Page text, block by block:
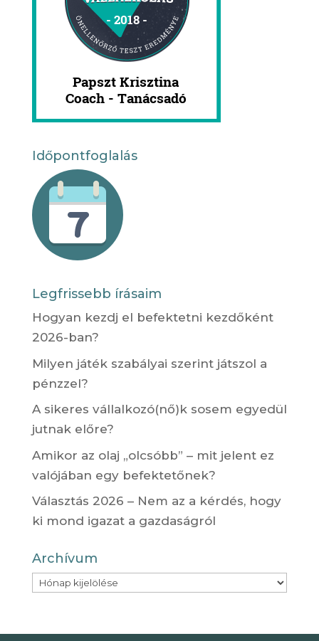
Időpontfoglalás
Legfrissebb írásaim
Hogyan kezdj el befektetni kezdőként
2026-ban?
Milyen játék szabályai szerint játszol a
pénzzel?
A sikeres vállalkozó(nő)k sosem egyedül
jutnak előre?
Amikor az olaj „olcsóbb” – mit jelent ez
valójában egy befektetőnek?
Választás 2026 – Nem az a kérdés, hogy
ki mond igazat a gazdaságról
Archívum
Archívum